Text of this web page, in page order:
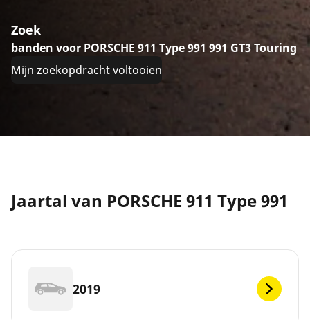
Zoek
banden voor PORSCHE 911 Type 991 991 GT3 Touring
Mijn zoekopdracht voltooien
Jaartal van PORSCHE 911 Type 991
2019